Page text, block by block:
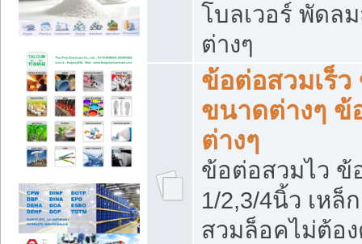
โบลเวอร์ พัดล
ต่างๆ
ข้อต่อสวมเร็
ขนาดต่างๆ ข้
ต่างๆ
ข้อต่อสวมไว ข้
1/2,3/4นิ้ว เหล็
สวมล็อคไม่ต้อ